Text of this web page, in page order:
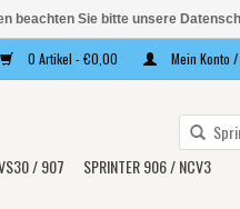
0 Artikel - €0,00 Mein Konto
/ 907
SPRINTER 906 / NCV3
beachten Sie bitte unsere